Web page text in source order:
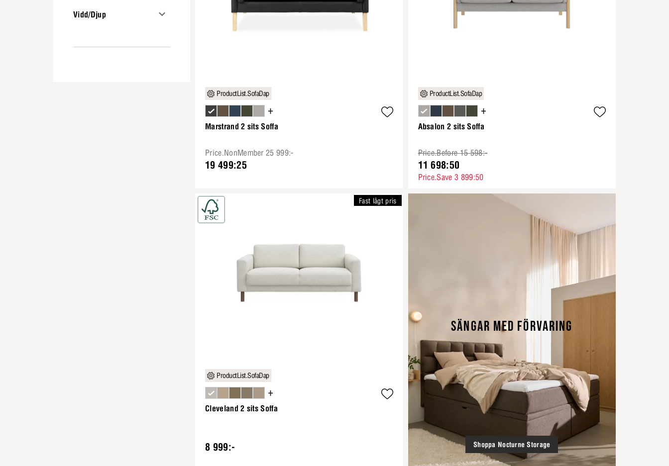
Vidd/Djup
ProductList.SofaDap
+
Marstrand 2 sits Soffa
Price.NonMember 25 999:-
19 499:25
ProductList.SofaDap
+
Absalon 2 sits Soffa
Price.Before 15 598:-
11 698:50
Price.Save 3 899:50
ProductList.SofaDap
+
Cleveland 2 sits Soffa
8 999:-
Fast lågt pris
SÄNGAR MED FÖRVARING
Shoppa Nocturne Storage